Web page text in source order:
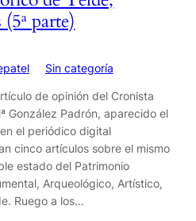
parte)
en Sin categoría
de opinión del Cronista
González Padrón, aparecido el
el periódico digital
cinco artículos sobre el mismo
estado del Patrimonio
Arqueológico, Artístico,
Ruego a los…